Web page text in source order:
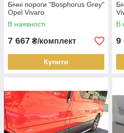
Бічні пороги "Bosphorus Grey"
Opel Vivaro
В наявності
7 667 ₴/комплект
Купити
В
9